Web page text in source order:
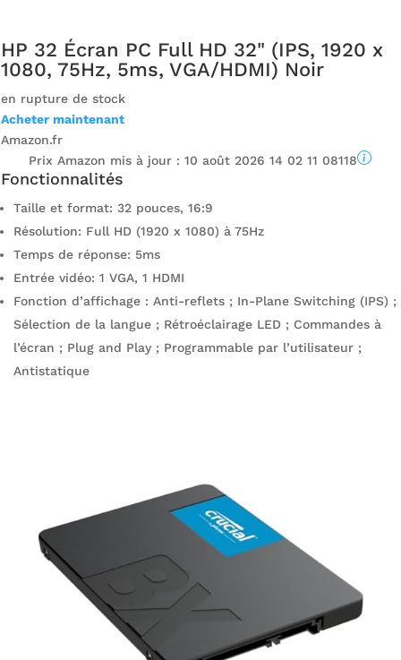
HP 32 Écran PC Full HD 32" (IPS, 1920 x
1080, 75Hz, 5ms, VGA/HDMI) Noir
en rupture de stock
Acheter maintenant
Amazon.fr
Prix ​​Amazon mis à jour :10 août 2026 14 02 11 08118
Fonctionnalités
Taille et format: 32 pouces, 16:9
Résolution: Full HD (1920 x 1080) à 75Hz
Temps de réponse: 5ms
Entrée vidéo: 1 VGA, 1 HDMI
Fonction d’affichage : Anti-reflets ; In-Plane Switching (IPS) ;
Sélection de la langue ; Rétroéclairage LED ; Commandes à
l’écran ; Plug and Play ; Programmable par l’utilisateur ;
Antistatique